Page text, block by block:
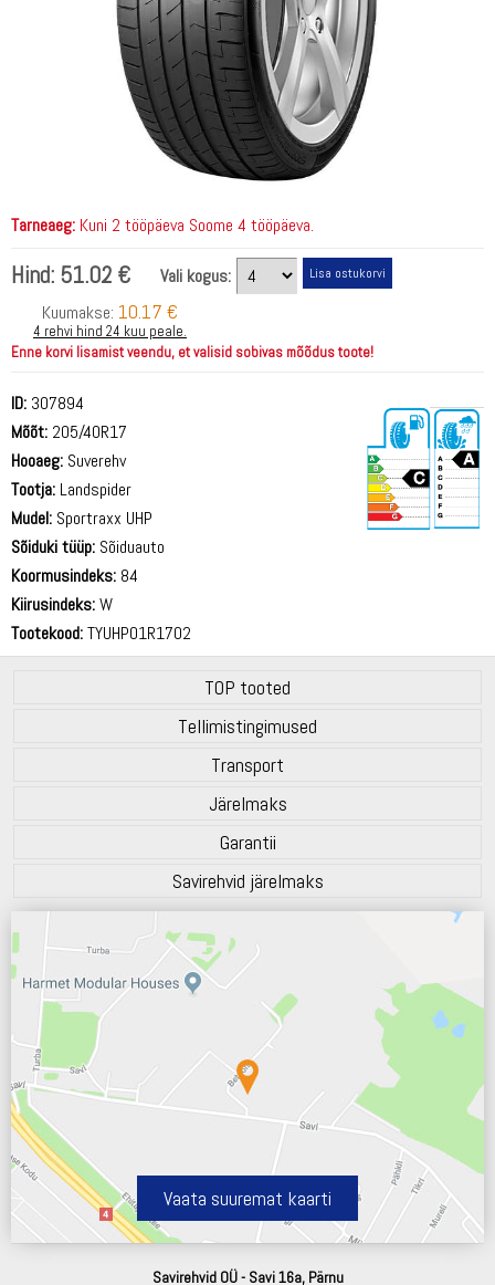
Tarneaeg: Kuni 2 tööpäeva Soome 4 tööpäeva.
Hind: 51.02 €
Vali kogus:
Kuumakse: 10.17 €
4 rehvi hind 24 kuu peale.
Enne korvi lisamist veendu, et valisid sobivas mõõdus toote!
ID: 307894
Mõõt: 205/40R17
Hooaeg: Suverehv
Tootja: Landspider
Mudel: Sportraxx UHP
Sõiduki tüüp: Sõiduauto
Koormusindeks: 84
Kiirusindeks:W
Tootekood:TYUHP01R1702
TOP tooted
Tellimistingimused
Transport
Järelmaks
Garantii
Savirehvid järelmaks
Vaata suuremat kaarti
Savirehvid OÜ - Savi 16a, Pärnu